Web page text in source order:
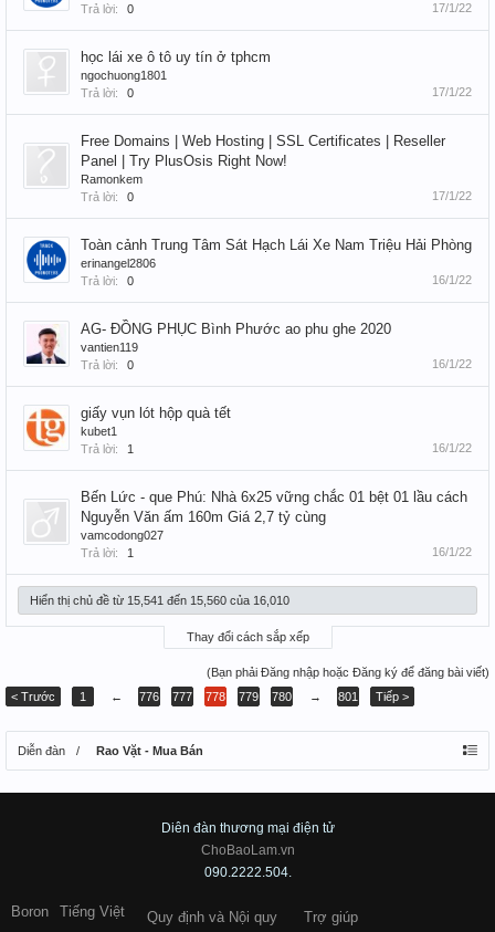
Trả lời:
0 17/1/22
học lái xe ô tô uy tín ở tphcm
ngochuong1801
Trả lời:
0 17/1/22
Free Domains | Web Hosting | SSL Certificates | Reseller
Panel | Try PlusOsis Right Now!
Ramonkem
Trả lời:
0 17/1/22
Toàn cảnh Trung Tâm Sát Hạch Lái Xe Nam Triệu Hải Phòng
erinangel2806
Trả lời:
0 16/1/22
AG- ĐỒNG PHỤC Bình Phước ao phu ghe 2020
vantien119
Trả lời:
0 16/1/22
giấy vụn lót hộp quà tết
kubet1
Trả lời:
1 16/1/22
Bến Lức - que Phú: Nhà 6x25 vững chắc 01 bệt 01 lầu cách
Nguyễn Văn ấm 160m Giá 2,7 tỷ cùng
vamcodong027
Trả lời:
1 16/1/22
Hiển thị chủ đề từ 15,541 đến 15,560 của 16,010
Thay đổi cách sắp xếp
(Bạn phải Đăng nhập hoặc Đăng ký để đăng bài viết)
< Trước
1 ← 776 777 778 779 780 → 801 Tiếp >
Diễn đàn Rao Vặt - Mua Bán
Diên đàn thương mại điện tử
ChoBaoLam.vn
090.2222.504.
Boron Tiếng Việt Quy định và Nội quy Trợ giúp